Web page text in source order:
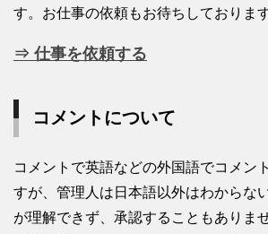
す。お仕事の依頼もお待ちしております
⇒ 仕事を依頼する
コメントについて
コメントで英語などの外国語でコメン
すが、管理人は日本語以外はわからな
が理解できず、承認することもありま